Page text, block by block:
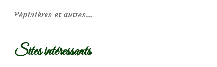
Pépinières et autres…
Sites intéressants